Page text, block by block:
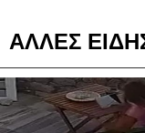
ΑΛΛΕΣ